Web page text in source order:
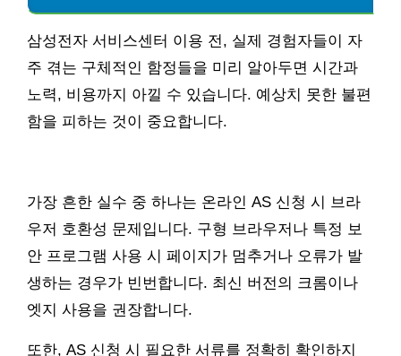
삼성전자 서비스센터 이용 전, 실제 경험자들이 자
주 겪는 구체적인 함정들을 미리 알아두면 시간과
노력, 비용까지 아낄 수 있습니다. 예상치 못한 불편
함을 피하는 것이 중요합니다.
가장 흔한 실수 중 하나는 온라인 AS 신청 시 브라
우저 호환성 문제입니다. 구형 브라우저나 특정 보
안 프로그램 사용 시 페이지가 멈추거나 오류가 발
생하는 경우가 빈번합니다. 최신 버전의 크롬이나
엣지 사용을 권장합니다.
또한, AS 신청 시 필요한 서류를 정확히 확인하지